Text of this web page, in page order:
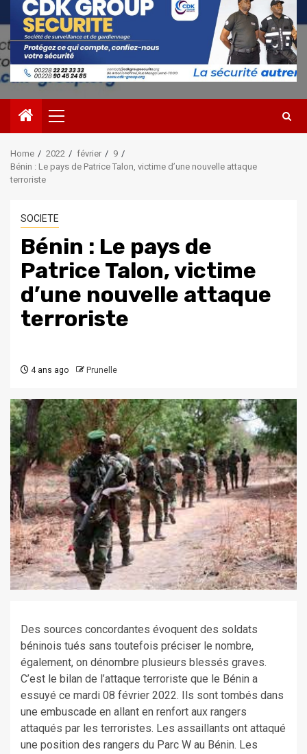
Primary
Menu
Home 2022 février
9
Bénin : Le pays de Patrice Talon, victime d’une nouvelle attaque
terroriste
SOCIETE
Bénin : Le pays de
Patrice Talon, victime
d’une nouvelle attaque
terroriste
4 ans ago Prunelle
Des sources concordantes évoquent des soldats
béninois tués sans toutefois préciser le nombre,
également, on dénombre plusieurs blessés graves.
C’est le bilan de l’attaque terroriste que le Bénin a
essuyé ce mardi 08 février 2022. Ils sont tombés dans
une embuscade en allant en renfort aux rangers
attaqués par les terroristes. Les assaillants ont attaqué
une position des rangers du Parc W au Bénin. Les